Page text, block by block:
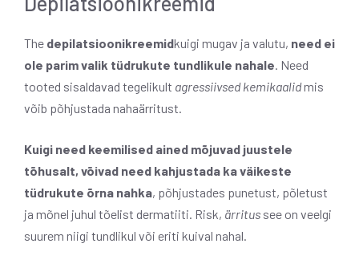
The depilatsioonikreemidkuigi mugav ja valutu, need ei
ole parim valik tüdrukute tundlikule nahale . Need
tooted sisaldavad tegelikult agressiivsed kemikaalidmis
võib põhjustada nahaärritust.
Kuigi need keemilised ained mõjuvad juustele
tõhusalt, võivad need kahjustada ka väikeste
tüdrukute õrna nahka, põhjustades punetust, põletust
ja mõnel juhul tõelist dermatiiti. Risk, ärritus see on veelgi
suurem niigi tundlikul või eriti kuival nahal.